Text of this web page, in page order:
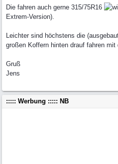
Die fahren auch gerne 315/75R16
Extrem-Version).
Leichter sind höchstens die
großen Koffern hinten drauf fahren
Gruß
Jens
::::: Werbung ::::: NB